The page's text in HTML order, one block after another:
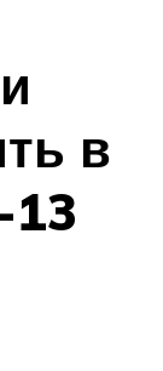
в
13